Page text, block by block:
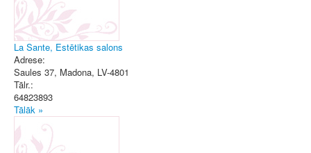
La Sante, Estētikas salons
Adrese:
Saules 37, Madona, LV-4801
Tālr.:
64823893
Tālāk »